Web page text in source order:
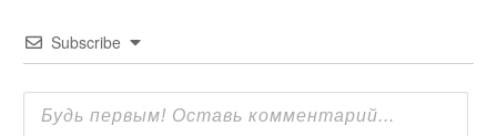
Subscribe